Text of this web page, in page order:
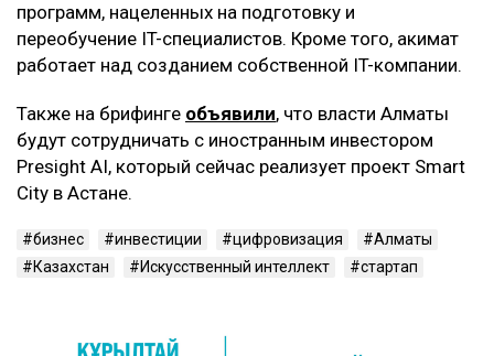
программ, нацеленных на подготовку и
переобучение IT-специалистов. Кроме того, акимат
работает над созданием собственной IT-компании.
Также на брифинге объявили, что власти Алматы
будут сотрудничать с иностранным инвестором
Presight AI, который сейчас реализует проект Smart
City в Астане.
бизнес инвестиции цифровизация
Алматы
Казахстан
Искусственный интеллект стартап